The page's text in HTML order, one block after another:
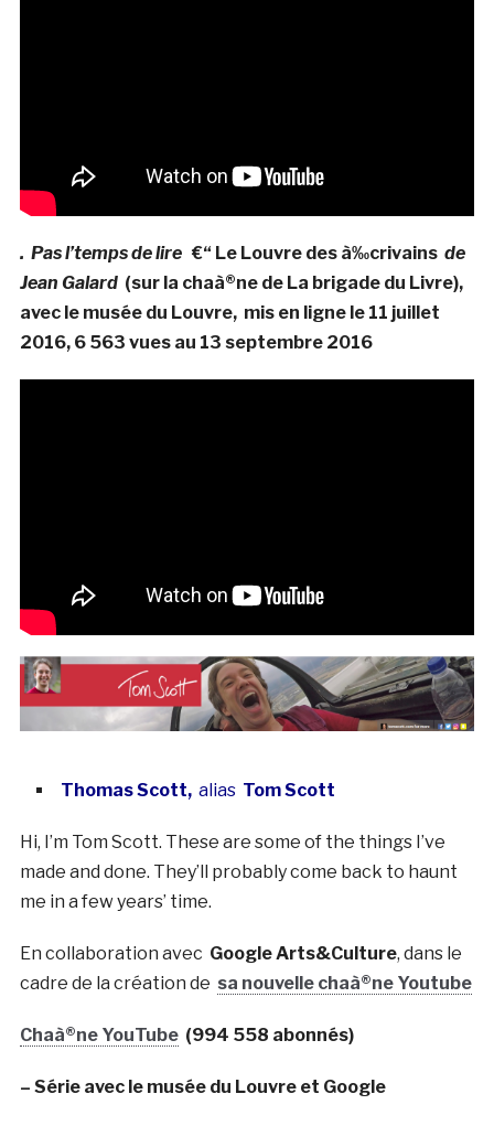
. Pas l’temps de lire€“ Le Louvre des à‰crivainsde
Jean Galard (sur la chaà®ne de La brigade du Livre),
avec le musée du Louvre, mis en ligne le 11 juillet
2016, 6 563 vues au 13 septembre 2016
Thomas Scott, alias Tom Scott
Hi, I’m Tom Scott. These are some of the things I’ve
made and done. They’ll probably come back to haunt
me in a few years’ time.
En collaboration avec Google Arts&Culture, dans le
cadre de la création de sa nouvelle chaà®ne Youtube
Chaà®ne YouTube(994 558 abonnés)
– Série avec le musée du Louvre et Google